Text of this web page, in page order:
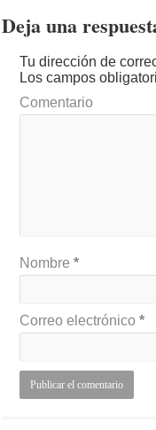
Deja una
Tu dirección de
Los campos
Comentario
Nombre*
Correo electrónico*